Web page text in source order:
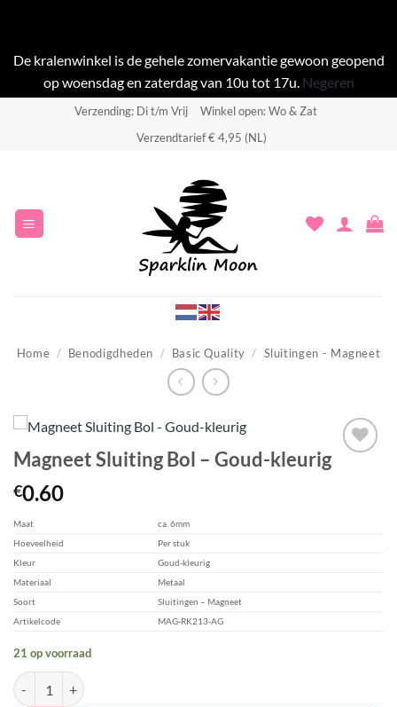
De kralenwinkel is de gehele zomervakantie gewoon geopend
op woensdag en zaterdag van 10u tot 17u. Negeren
Verzending: Di t/m Vrij
Winkel open: Wo & Zat
Verzendtarief € 4,95 (NL)
Home / Benodigdheden / Basic Quality / Sluitingen - Magneet
Aan
Magneet Sluiting Bol – Goud-kleurig
€0.60
Maat
ca. 6mm
Hoeveelheid
Per stuk
Kleur
Goud-kleurig
Materiaal
Metaal
Soort
Sluitingen – Magneet
Artikelcode
MAG-RK213-AG
21 op voorraad
Magneet Sluiting Bol - Goud-kleurig aantal